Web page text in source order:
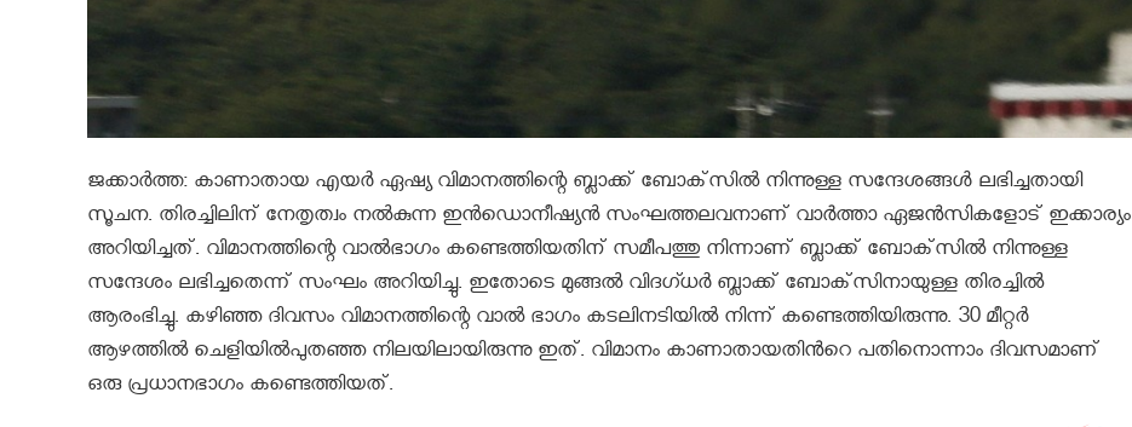
ജക്കാര്‍ത്ത: കാണാതായ എയര്‍ ഏഷ്യ വിമാനത്തിന്റെ ബ്ലാക്ക് ബോക്‌സില്‍ നിന്നുള്ള സന്ദേശങ്ങള്‍ ലഭിച്ചതായി
സൂചന. തിരച്ചിലിന് നേതൃത്വം നല്‍കുന്ന ഇന്‍ഡൊനീഷ്യന്‍ സംഘത്തലവനാണ് വാർത്താ ഏജൻസികളോട് ഇക്കാര്യം
അറിയിച്ചത്. വിമാനത്തിന്റെ വാല്‍ഭാഗം കണ്ടെത്തിയതിന് സമീപത്തു നിന്നാണ് ബ്ലാക്ക് ബോക്‌സില്‍ നിന്നുള്ള
സന്ദേശം ലഭിച്ചതെന്ന് സംഘം അറിയിച്ചു. ഇതോടെ മുങ്ങല്‍ വിദഗ്ധര്‍ ബ്ലാക്ക് ബോക്‌സിനായുള്ള തിരച്ചില്‍
ആരംഭിച്ചു. കഴിഞ്ഞ ദിവസം വിമാനത്തിന്റെ വാല്‍ ഭാഗം കടലിനടിയില്‍ നിന്ന് കണ്ടെത്തിയിരുന്നു. 30 മീറ്റര്‍
ആഴത്തില്‍ ചെളിയില്‍പുതഞ്ഞ നിലയിലായിരുന്നു ഇത്. വിമാനം കാണാതായതിൻറെ പതിനൊന്നാം ദിവസമാണ്
ഒരു പ്രധാനഭാഗം കണ്ടെത്തിയത്.